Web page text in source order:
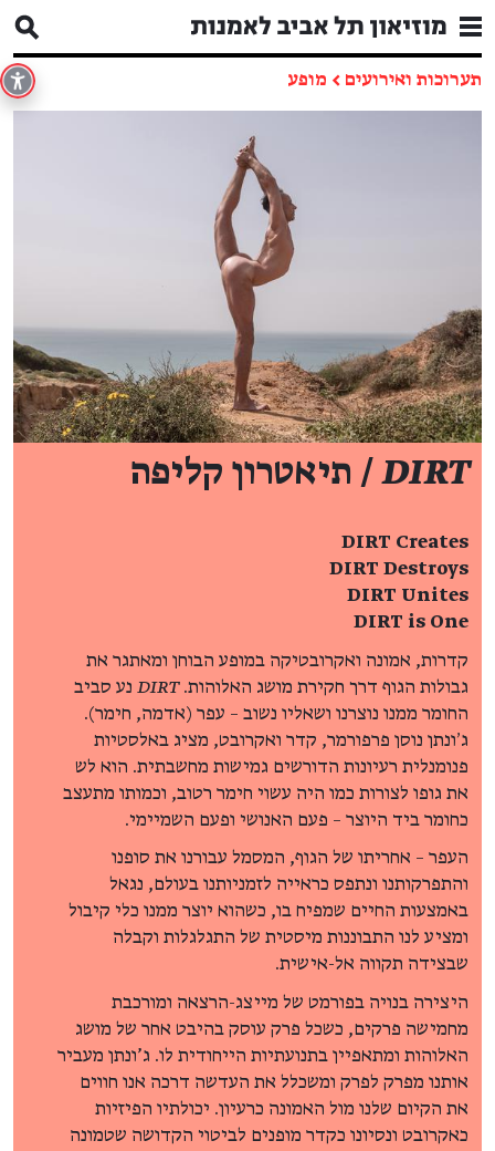
תערוכות ואירועים ← מופע
DIRT / תיאטרון קליפה
DIRT Creates
DIRT Destroys
DIRT Unites
DIRT is One
קדרות, אמונה ואקרובטיקה במופע הבוחן ומאתגר את
גבולות הגוף דרך חקירת מושג האלוהות.DIRT נע סביב
החומר ממנו נוצרנו ושאליו נשוב – עפר (אדמה, חימר).
ג׳ונתן נוסן פרפורמר, קדר ואקרובט, מציג באלסטיות
פנומנלית רעיונות הדורשים גמישות מחשבתית. הוא לש
את גופו לצורות כמו היה עשוי חימר רטוב, וכמותו מתעצב
כחומר ביד היוצר – פעם האנושי ופעם השמיימי.
העפר – אחריתו של הגוף, המסמל עבורנו את סופנו
והתפרקותנו ונתפס כראייה לזמניותנו בעולם, נגאל
באמצעות החיים שמפיח בו, כשהוא יוצר ממנו כלי קיבול
ומציע לנו התבוננות מיסטית של התגלגלות וקבלה
שבצידה תקווה אל-אישית.
היצירה בנויה בפורמט של מייצג-הרצאה ומורכבת
מחמישה פרקים, כשכל פרק עוסק בהיבט אחר של מושג
האלוהות ומתאפיין בתנועתיות הייחודית לו. ג’ונתן מעביר
אותנו מפרק לפרק ומשכלל את העדשה דרכה אנו חווים
את הקיום שלנו מול האמונה כרעיון. יכולתיו הפיזיות
כאקרובט ונסיונו כקדר מופנים לביטוי הקדושה שטמונה